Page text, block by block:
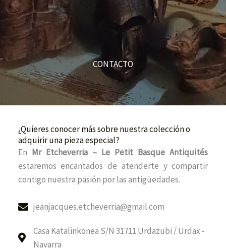
CONTACTO
¿Quieres conocer más sobre nuestra colección o
adquirir una pieza especial?
En Mr Etcheverria – Le Petit Basque Antiquités
estaremos encantados de atenderte y compartir
contigo nuestra pasión por las antigüedades.
jeanjacques.etcheverria@gmail.com
Casa Katalinkonea S/N 31711 Urdazubi / Urdax -
Navarra